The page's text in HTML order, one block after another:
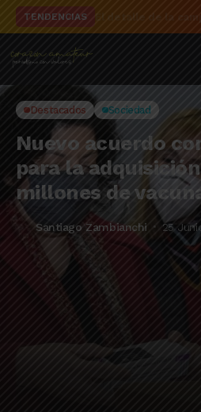
TENDENCIAS El detalle de la
Destacados Sociedad
Nuevo acuerdo
para la
millones de
Santiago Zambianchi 25